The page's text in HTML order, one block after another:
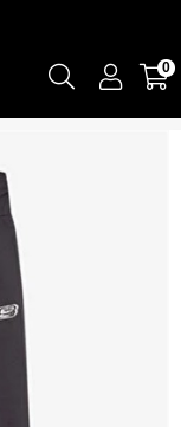
0